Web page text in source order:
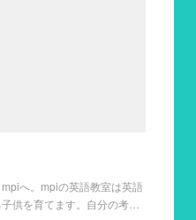
へ。mpiの英語教室は英語
供を育てます。自分の考…